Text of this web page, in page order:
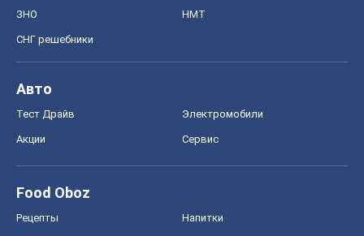
ЗНО НМТ
СНГ решебники
Авто
Тест Драйв Электромобили
Акции Сервис
Food Oboz
Рецепты Напитки